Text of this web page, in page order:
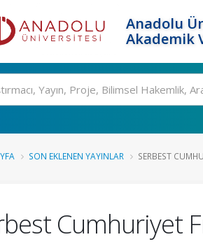
Anadolu
Akademik
SON EKLENEN YAYINLAR SERBEST
Cumhuriyet